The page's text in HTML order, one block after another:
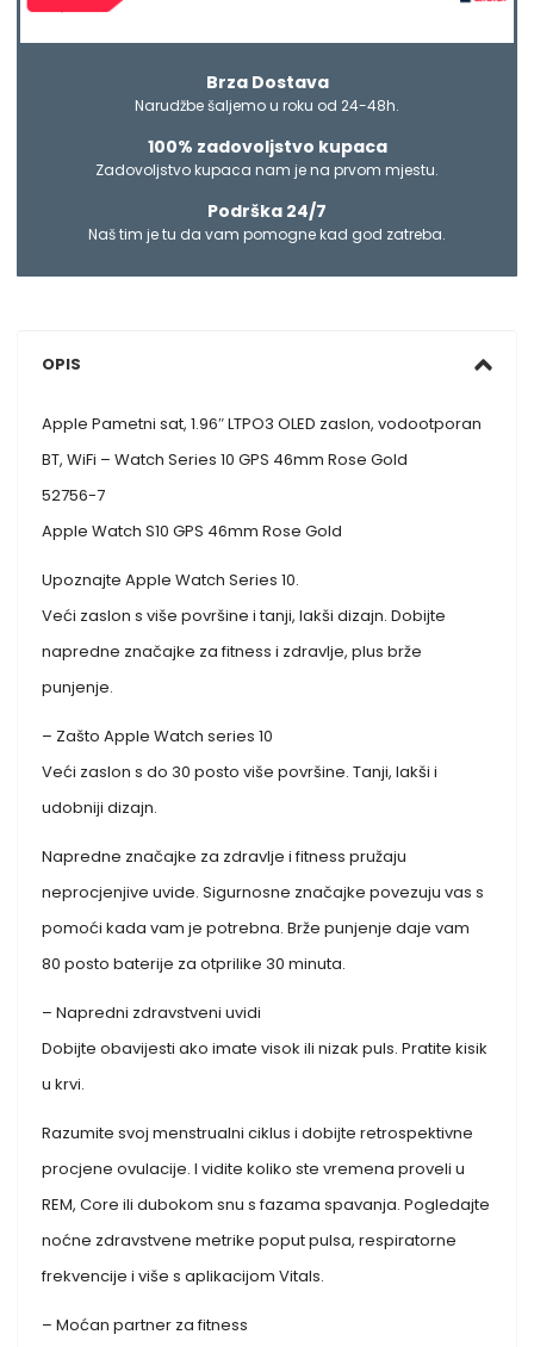
Brza Dostava
Narudžbe šaljemo u roku od 24-48h.
100% zadovoljstvo kupaca
Zadovoljstvo kupaca nam je na prvom mjestu.
Podrška 24/7
Naš tim je tu da vam pomogne kad god zatreba.
OPIS
Apple Pametni sat, 1.96″ LTPO3 OLED zaslon, vodootporan
BT, WiFi – Watch Series 10 GPS 46mm Rose Gold
52756-7
Apple Watch S10 GPS 46mm Rose Gold
Upoznajte Apple Watch Series 10.
Veći zaslon s više površine i tanji, lakši dizajn. Dobijte
napredne značajke za fitness i zdravlje, plus brže
punjenje.
– Zašto Apple Watch series 10
Veći zaslon s do 30 posto više površine. Tanji, lakši i
udobniji dizajn.
Napredne značajke za zdravlje i fitness pružaju
neprocjenjive uvide. Sigurnosne značajke povezuju vas s
pomoći kada vam je potrebna. Brže punjenje daje vam
80 posto baterije za otprilike 30 minuta.
– Napredni zdravstveni uvidi
Dobijte obavijesti ako imate visok ili nizak puls. Pratite kisik
u krvi.
Razumite svoj menstrualni ciklus i dobijte retrospektivne
procjene ovulacije. I vidite koliko ste vremena proveli u
REM, Core ili dubokom snu s fazama spavanja. Pogledajte
noćne zdravstvene metrike poput pulsa, respiratorne
frekvencije i više s aplikacijom Vitals.
– Moćan partner za fitness